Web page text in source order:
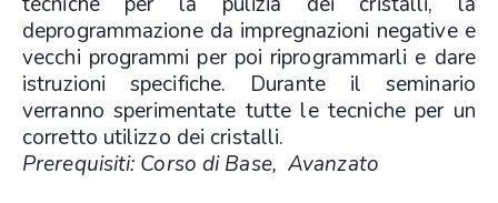
deprogrammazione da impregnazioni negative e
vecchi programmi per poi riprogrammarli e dare
istruzioni specifiche. Durante il seminario
verranno sperimentate tutte le tecniche per un
corretto utilizzo dei cristalli.
Prerequisiti: Corso di Base, Avanzato